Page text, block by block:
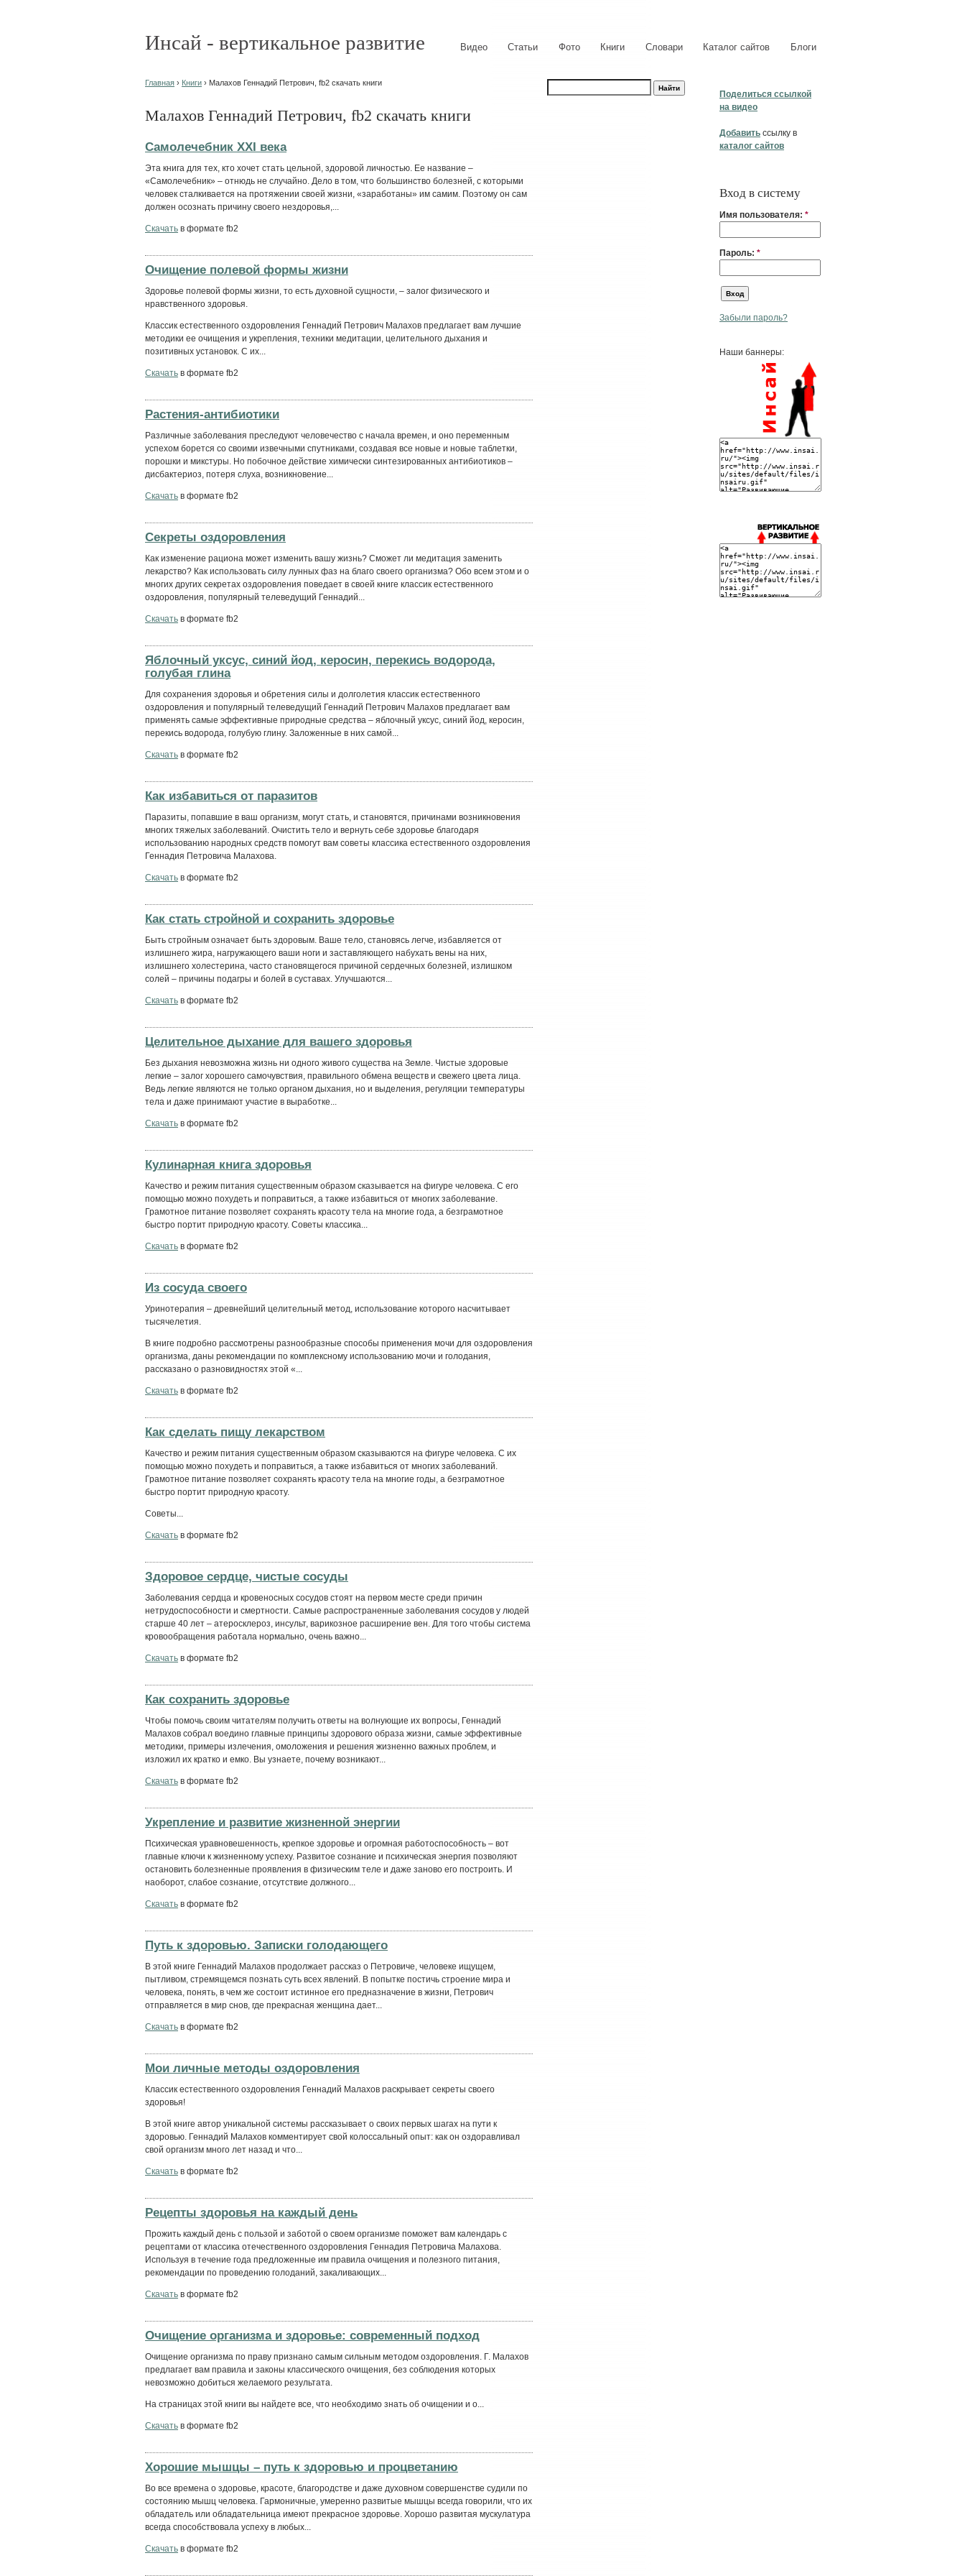
Инсай - вертикальное развитие Видео Статьи Фото Книги Словари Каталог сайтов Блоги
Поделиться ссылкой
на видео
Добавить ссылку в
каталог сайтов
Вход в систему
Имя пользователя: *
Пароль: *
Забыли пароль?
Наши баннеры:
Главная › Книги › Малахов Геннадий Петрович, fb2 скачать книги
Малахов Геннадий Петрович, fb2 скачать книги
Самолечебник XXI века
Эта книга для тех, кто хочет стать цельной, здоровой личностью. Ее название –
«Самолечебник» – отнюдь не случайно. Дело в том, что большинство болезней, с которыми
человек сталкивается на протяжении своей жизни, «заработаны» им самим. Поэтому он сам
должен осознать причину своего нездоровья,...
Скачать в формате fb2
Очищение полевой формы жизни
Здоровье полевой формы жизни, то есть духовной сущности, – залог физического и
нравственного здоровья.
Классик естественного оздоровления Геннадий Петрович Малахов предлагает вам лучшие
методики ее очищения и укрепления, техники медитации, целительного дыхания и
позитивных установок. С их...
Скачать в формате fb2
Растения-антибиотики
Различные заболевания преследуют человечество с начала времен, и оно переменным
успехом борется со своими извечными спутниками, создавая все новые и новые таблетки,
порошки и микстуры. Но побочное действие химически синтезированных антибиотиков –
дисбактериоз, потеря слуха, возникновение...
Скачать в формате fb2
Секреты оздоровления
Как изменение рациона может изменить вашу жизнь? Сможет ли медитация заменить
лекарство? Как использовать силу лунных фаз на благо своего организма? Обо всем этом и о
многих других секретах оздоровления поведает в своей книге классик естественного
оздоровления, популярный телеведущий Геннадий...
Скачать в формате fb2
Яблочный уксус, синий йод, керосин, перекись водорода,
голубая глина
Для сохранения здоровья и обретения силы и долголетия классик естественного
оздоровления и популярный телеведущий Геннадий Петрович Малахов предлагает вам
применять самые эффективные природные средства – яблочный уксус, синий йод, керосин,
перекись водорода, голубую глину. Заложенные в них самой...
Скачать в формате fb2
Как избавиться от паразитов
Паразиты, попавшие в ваш организм, могут стать, и становятся, причинами возникновения
многих тяжелых заболеваний. Очистить тело и вернуть себе здоровье благодаря
использованию народных средств помогут вам советы классика естественного оздоровления
Геннадия Петровича Малахова.
Скачать в формате fb2
Как стать стройной и сохранить здоровье
Быть стройным означает быть здоровым. Ваше тело, становясь легче, избавляется от
излишнего жира, нагружающего ваши ноги и заставляющего набухать вены на них,
излишнего холестерина, часто становящегося причиной сердечных болезней, излишком
солей – причины подагры и болей в суставах. Улучшаются...
Скачать в формате fb2
Целительное дыхание для вашего здоровья
Без дыхания невозможна жизнь ни одного живого существа на Земле. Чистые здоровые
легкие – залог хорошего самочувствия, правильного обмена веществ и свежего цвета лица.
Ведь легкие являются не только органом дыхания, но и выделения, регуляции температуры
тела и даже принимают участие в выработке...
Скачать в формате fb2
Кулинарная книга здоровья
Качество и режим питания существенным образом сказывается на фигуре человека. С его
помощью можно похудеть и поправиться, а также избавиться от многих заболевание.
Грамотное питание позволяет сохранять красоту тела на многие года, а безграмотное
быстро портит природную красоту. Советы классика...
Скачать в формате fb2
Из сосуда своего
Уринотерапия – древнейший целительный метод, использование которого насчитывает
тысячелетия.
В книге подробно рассмотрены разнообразные способы применения мочи для оздоровления
организма, даны рекомендации по комплексному использованию мочи и голодания,
рассказано о разновидностях этой «...
Скачать в формате fb2
Как сделать пищу лекарством
Качество и режим питания существенным образом сказываются на фигуре человека. С их
помощью можно похудеть и поправиться, а также избавиться от многих заболеваний.
Грамотное питание позволяет сохранять красоту тела на многие годы, а безграмотное
быстро портит природную красоту.
Советы...
Скачать в формате fb2
Здоровое сердце, чистые сосуды
Заболевания сердца и кровеносных сосудов стоят на первом месте среди причин
нетрудоспособности и смертности. Самые распространенные заболевания сосудов у людей
старше 40 лет – атеросклероз, инсульт, варикозное расширение вен. Для того чтобы система
кровообращения работала нормально, очень важно...
Скачать в формате fb2
Как сохранить здоровье
Чтобы помочь своим читателям получить ответы на волнующие их вопросы, Геннадий
Малахов собрал воедино главные принципы здорового образа жизни, самые эффективные
методики, примеры излечения, омоложения и решения жизненно важных проблем, и
изложил их кратко и емко. Вы узнаете, почему возникают...
Скачать в формате fb2
Укрепление и развитие жизненной энергии
Психическая уравновешенность, крепкое здоровье и огромная работоспособность – вот
главные ключи к жизненному успеху. Развитое сознание и психическая энергия позволяют
остановить болезненные проявления в физическим теле и даже заново его построить. И
наоборот, слабое сознание, отсутствие должного...
Скачать в формате fb2
Путь к здоровью. Записки голодающего
В этой книге Геннадий Малахов продолжает рассказ о Петровиче, человеке ищущем,
пытливом, стремящемся познать суть всех явлений. В попытке постичь строение мира и
человека, понять, в чем же состоит истинное его предназначение в жизни, Петрович
отправляется в мир снов, где прекрасная женщина дает...
Скачать в формате fb2
Мои личные методы оздоровления
Классик естественного оздоровления Геннадий Малахов раскрывает секреты своего
здоровья!
В этой книге автор уникальной системы рассказывает о своих первых шагах на пути к
здоровью. Геннадий Малахов комментирует свой колоссальный опыт: как он оздоравливал
свой организм много лет назад и что...
Скачать в формате fb2
Рецепты здоровья на каждый день
Прожить каждый день с пользой и заботой о своем организме поможет вам календарь с
рецептами от классика отечественного оздоровления Геннадия Петровича Малахова.
Используя в течение года предложенные им правила очищения и полезного питания,
рекомендации по проведению голоданий, закаливающих...
Скачать в формате fb2
Очищение организма и здоровье: современный подход
Очищение организма по праву признано самым сильным методом оздоровления. Г. Малахов
предлагает вам правила и законы классического очищения, без соблюдения которых
невозможно добиться желаемого результата.
На страницах этой книги вы найдете все, что необходимо знать об очищении и о...
Скачать в формате fb2
Хорошие мышцы – путь к здоровью и процветанию
Во все времена о здоровье, красоте, благородстве и даже духовном совершенстве судили по
состоянию мышц человека. Гармоничные, умеренно развитые мышцы всегда говорили, что их
обладатель или обладательница имеют прекрасное здоровье. Хорошо развитая мускулатура
всегда способствовала успеху в любых...
Скачать в формате fb2